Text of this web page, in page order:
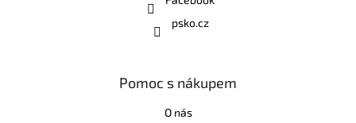
psko.cz
Pomoc s nákupem
O nás